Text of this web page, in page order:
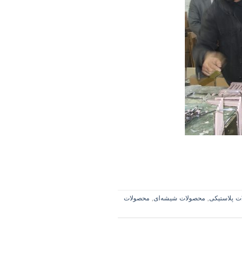
پلاستیکی, محصولات شیشه‌ای, محصولات